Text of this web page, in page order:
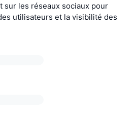
sur les réseaux sociaux pour
utilisateurs et la visibilité des